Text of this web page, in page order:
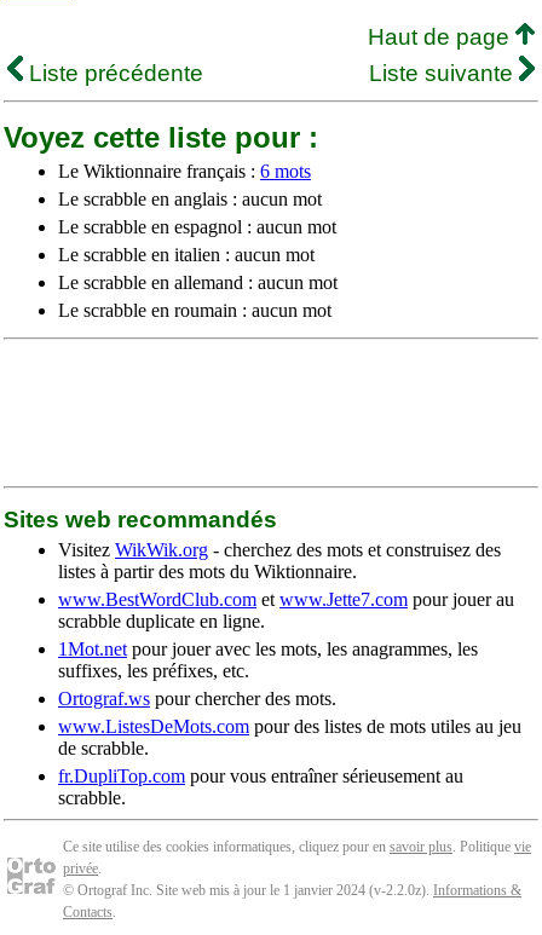
Haut de page
Liste précédente
Liste suivante
Voyez cette liste pour :
Le Wiktionnaire français : 6 mots
Le scrabble en anglais : aucun mot
Le scrabble en espagnol : aucun mot
Le scrabble en italien : aucun mot
Le scrabble en allemand : aucun mot
Le scrabble en roumain : aucun mot
Sites web recommandés
Visitez WikWik.org - cherchez des mots et construisez des
listes à partir des mots du Wiktionnaire.
www.BestWordClub.com et www.Jette7.com pour jouer au
scrabble duplicate en ligne.
1Mot.net pour jouer avec les mots, les anagrammes, les
suffixes, les préfixes, etc.
Ortograf.ws pour chercher des mots.
www.ListesDeMots.com pour des listes de mots utiles au jeu
de scrabble.
fr.DupliTop.com pour vous entraîner sérieusement au
scrabble.
Ce site utilise des cookies informatiques, cliquez pour en savoir plus. Politique vie
privée.
© Ortograf Inc. Site web mis à jour le 1 janvier 2024 (v-2.2.0z). Informations &
Contacts.